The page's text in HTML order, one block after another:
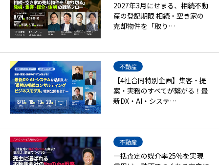
2027年3月にせまる、相続不動
産の登記期限 相続・空き家の
売却物件を「取り…
不動産
【4社合同特別企画】集客・提
案・実務のすべてが繋がる！最
新DX・AI・システ…
不動産
一括査定の媒介率25％を実現